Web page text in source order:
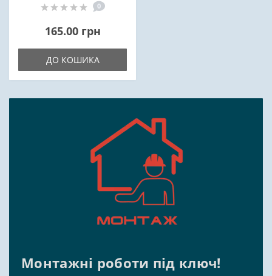
0
165.00 грн
ДО КОШИКА
Монтажні роботи під ключ!